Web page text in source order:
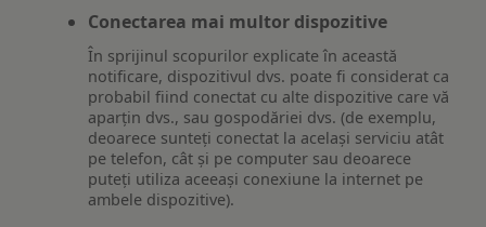
Conectarea mai multor dispozitive
În sprijinul scopurilor explicate în această
notificare, dispozitivul dvs. poate fi considerat ca
probabil fiind conectat cu alte dispozitive care vă
aparțin dvs., sau gospodăriei dvs. (de exemplu,
deoarece sunteți conectat la același serviciu atât
pe telefon, cât și pe computer sau deoarece
puteți utiliza aceeași conexiune la internet pe
ambele dispozitive).